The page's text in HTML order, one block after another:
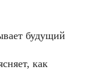
будущий
как